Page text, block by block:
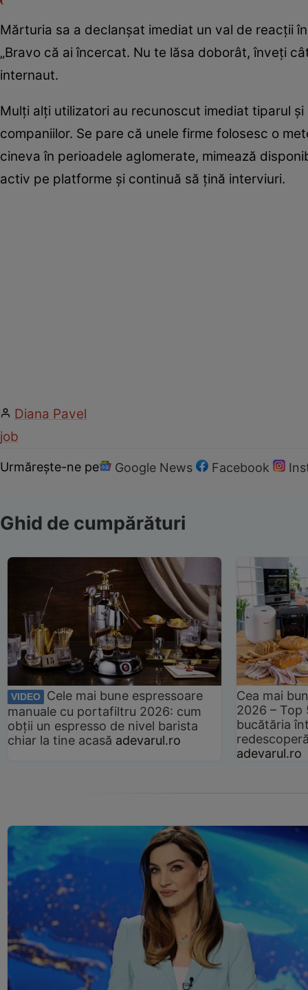
Mărturia sa a declanșat imediat un val de reacții
„Bravo că ai încercat. Nu te lăsa doborât, înveți
internaut.
Mulți alți utilizatori au recunoscut imediat tiparul
companiilor. Se pare că unele firme folosesc o
cineva în perioadele aglomerate, mimează
activ pe platforme și continuă să țină interviuri.
Diana Pavel
job
Urmărește-ne pe Google News Facebook
Ghid de cumpărături
VIDEO
Cele mai bune espressoare
manuale cu portafiltru 2026: cum
obții un espresso de nivel barista
chiar la tine acasă adevarul.ro
Cea mai
2026 –
bucătăria
adevarul.ro